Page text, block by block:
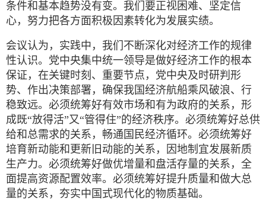
条件和基本趋势没有变。我们要正视困难、坚定信
心，努力把各方面积极因素转化为发展实绩。
会议认为，实践中，我们不断深化对经济工作的规律
性认识。党中央集中统一领导是做好经济工作的根本
保证，在关键时刻、重要节点，党中央及时研判形
势、作出决策部署，确保我国经济航船乘风破浪、行
稳致远。必须统筹好有效市场和有为政府的关系，形
成既“放得活”又“管得住”的经济秩序。必须统筹好总供
给和总需求的关系，畅通国民经济循环。必须统筹好
培育新动能和更新旧动能的关系，因地制宜发展新质
生产力。必须统筹好做优增量和盘活存量的关系，全
面提高资源配置效率。必须统筹好提升质量和做大总
量的关系，夯实中国式现代化的物质基础。